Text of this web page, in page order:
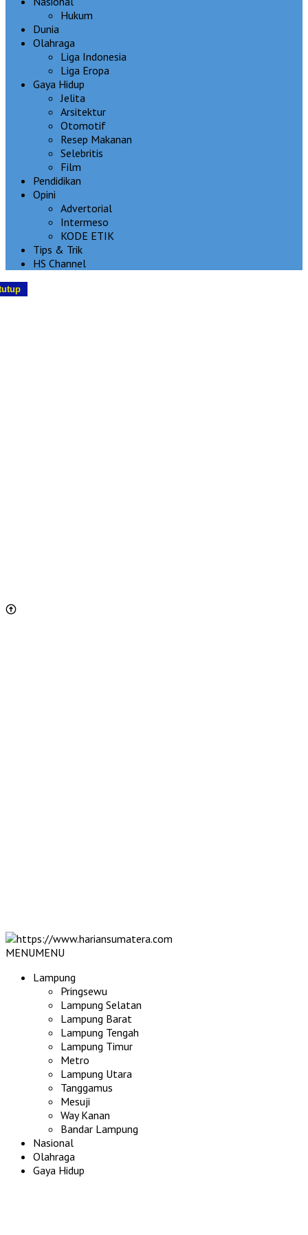
Hukum
Dunia
Olahraga
Liga Indonesia
Liga Eropa
Gaya Hidup
Jelita
Arsitektur
Otomotif
Resep Makanan
Selebritis
Film
Pendidikan
Opini
Advertorial
Intermeso
KODE ETIK
Tips & Trik
HS Channel
MENUMENU
Lampung
Pringsewu
Lampung Selatan
Lampung Barat
Lampung Tengah
Lampung Timur
Metro
Lampung Utara
Tanggamus
Mesuji
Way Kanan
Bandar Lampung
Nasional
Olahraga
Gaya Hidup